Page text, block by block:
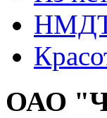
НМДТ
ОАО